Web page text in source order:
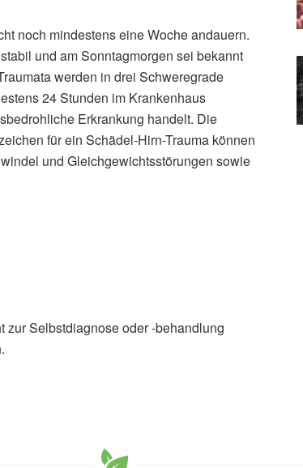
noch mindestens eine Woche andauern.
und am Sonntagmorgen sei bekannt
werden in drei Schweregrade
24 Stunden im Krankenhaus
Erkrankung handelt. Die
für ein Schädel-Hirn-Trauma können
und Gleichgewichtsstörungen sowie
Selbstdiagnose oder -behandlung